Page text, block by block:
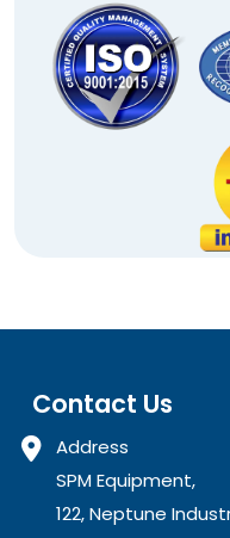
Contact Us
Address
SPM Equipment,
122, Neptune